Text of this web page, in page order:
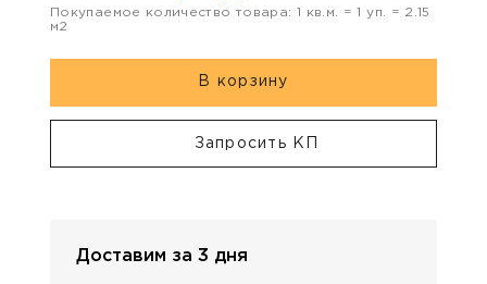
Покупаемое количество товара: 1 кв.м. =1 уп. = 2.15
м2
В корзину
Запросить КП
Доставим за 3 дня